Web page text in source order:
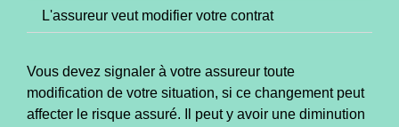
L'assureur veut modifier votre contrat
Vous devez signaler à votre assureur toute
modification de votre situation, si ce changement peut
affecter le risque assuré. Il peut y avoir une diminution